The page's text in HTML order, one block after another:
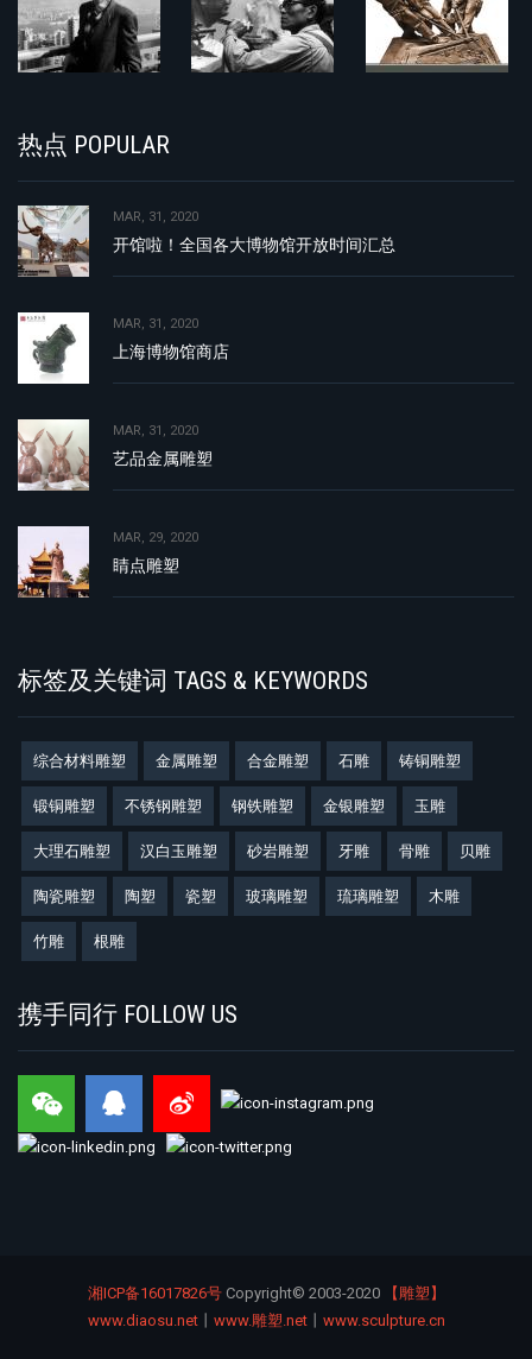
热点 POPULAR
MAR, 31, 2020
开馆啦！全国各大博物馆开放时间汇总
MAR, 31, 2020
上海博物馆商店
MAR, 31, 2020
艺品金属雕塑
MAR, 29, 2020
睛点雕塑
标签及关键词 TAGS & KEYWORDS
综合材料雕塑 金属雕塑 合金雕塑 石雕 铸铜雕塑
锻铜雕塑 不锈钢雕塑 钢铁雕塑 金银雕塑 玉雕
大理石雕塑 汉白玉雕塑 砂岩雕塑 牙雕 骨雕 贝雕
陶瓷雕塑 陶塑 瓷塑 玻璃雕塑 琉璃雕塑 木雕
竹雕 根雕
携手同行 FOLLOW US
湘ICP备16017826号Copyright© 2003-2020
【雕塑】
www.diaosu.net丨 www.雕塑.net丨 www.sculpture.cn